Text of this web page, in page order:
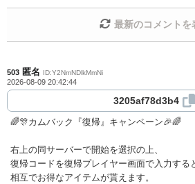
※一度削除したコメントは復元がで
で、あらかじめご理解くださいませ。
最新のコメントを
503 匿名 ID:Y2NmNDlkMmNi
2026-08-09 20:42:44
3205af78d3b4
🌈🎊カムバック『復帰』キャンペーン🎉🌈
右上の同サーバーで開始を選択の上、
復帰コードを復帰プレイヤー画面で入力する
相互でお得なアイテムが貰えます。